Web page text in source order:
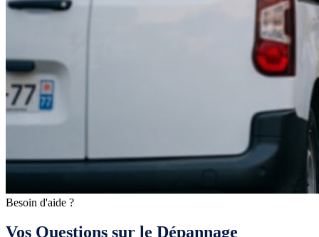
Besoin d'aide ?
Vos Questions sur le Dépannage